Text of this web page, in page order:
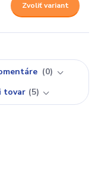
Zvoliť variant
0
tovar 5